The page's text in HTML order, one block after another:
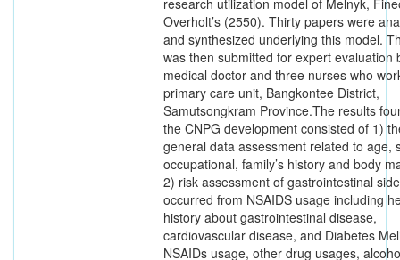
research utilization model of Melnyk,
Overholt’s (2550). Thirty papers were
and synthesized underlying this model.
was then submitted for expert evaluation
medical doctor and three nurses who
primary care unit, Bangkontee District,
Samutsongkram Province.The results
the CNPG development consisted of 1)
general data assessment related to age,
occupational, family’s history and body
2) risk assessment of gastrointestinal
occurred from NSAIDS usage including
history about gastrointestinal disease,
cardiovascular disease, and Diabetes
NSAIDs usage, other drug usages,